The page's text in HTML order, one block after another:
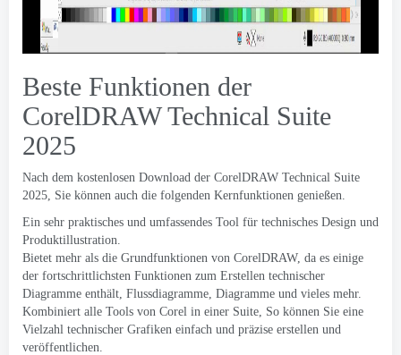
Beste Funktionen der
CorelDRAW Technical Suite
2025
Nach dem kostenlosen Download der CorelDRAW Technical Suite
2025, Sie können auch die folgenden Kernfunktionen genießen.
Ein sehr praktisches und umfassendes Tool für technisches Design und
Produktillustration.
Bietet mehr als die Grundfunktionen von CorelDRAW, da es einige
der fortschrittlichsten Funktionen zum Erstellen technischer
Diagramme enthält, Flussdiagramme, Diagramme und vieles mehr.
Kombiniert alle Tools von Corel in einer Suite, So können Sie eine
Vielzahl technischer Grafiken einfach und präzise erstellen und
veröffentlichen.